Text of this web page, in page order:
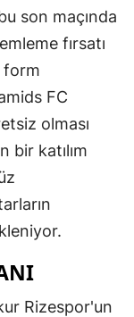
son maçında
fırsatı
form
FC
olması
bir katılım
Rizespor'un